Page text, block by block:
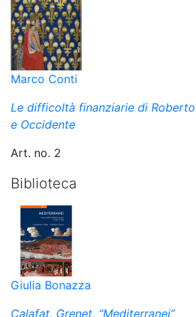
Marco Conti
Le difficoltà finanziarie di Roberto
e Occidente
Art. no. 2
Biblioteca
Giulia Bonazza
Calafat, Grenet, “Mediterranei”